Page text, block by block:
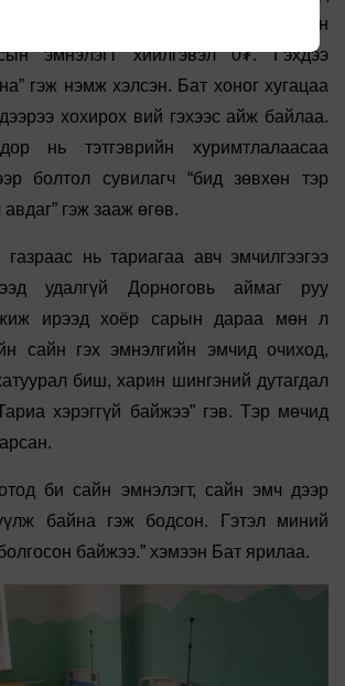
7 хоногийн багц 900 мянга, харин
эмнэлэгт хийлгэвэл 0₮. Гэхдээ
гэж нэмж хэлсэн. Бат хоног хугацаа
хохирох вий гэхээс айж байлаа.
нь тэтгэврийн хуримтлалаасаа
болтол сувилагч “бид зөвхөн тэр
гэж зааж өгөв.
нь тариагаа авч эмчилгээгээ
удалгүй Дорноговь аймаг руу
ирээд хоёр сарын дараа мөн л
сайн гэх эмнэлгийн эмчид очиход,
биш, харин шингэний дутагдал
хэрэггүй байжээ” гэв. Тэр мөчид
би сайн эмнэлэгт, сайн эмч дээр
байна гэж бодсон. Гэтэл миний
байжээ.” хэмээн Бат ярилаа.